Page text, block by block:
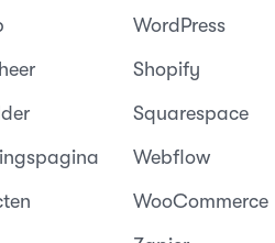
WordPress
Shopify
Squarespace
Webflow
WooCommerce